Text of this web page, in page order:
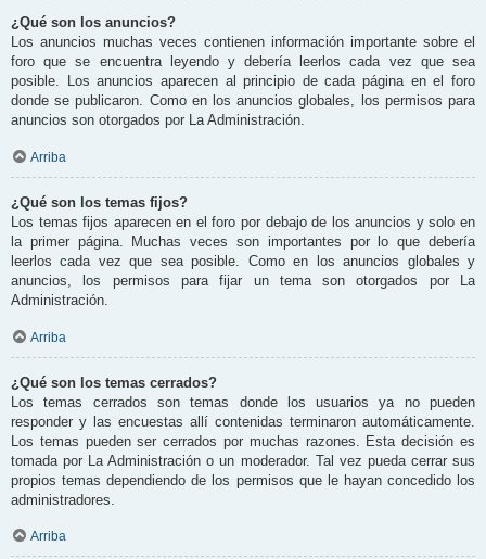
¿Qué son los anuncios?
Los anuncios muchas veces contienen información importante sobre el
foro que se encuentra leyendo y debería leerlos cada vez que sea
posible. Los anuncios aparecen al principio de cada página en el foro
donde se publicaron. Como en los anuncios globales, los permisos para
anuncios son otorgados por La Administración.
Arriba
¿Qué son los temas fijos?
Los temas fijos aparecen en el foro por debajo de los anuncios y solo en
la primer página. Muchas veces son importantes por lo que debería
leerlos cada vez que sea posible. Como en los anuncios globales y
anuncios, los permisos para fijar un tema son otorgados por La
Administración.
Arriba
¿Qué son los temas cerrados?
Los temas cerrados son temas donde los usuarios ya no pueden
responder y las encuestas allí contenidas terminaron automáticamente.
Los temas pueden ser cerrados por muchas razones. Esta decisión es
tomada por La Administración o un moderador. Tal vez pueda cerrar sus
propios temas dependiendo de los permisos que le hayan concedido los
administradores.
Arriba